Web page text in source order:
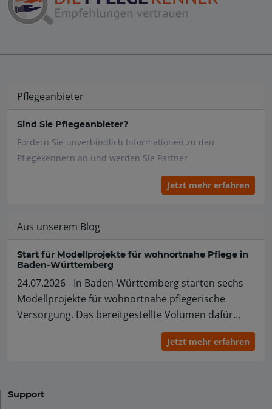
Pflegeanbieter
Sind Sie Pflegeanbieter?
Fordern Sie unverbindlich Informationen zu den
Pflegekennern an und werden Sie Partner
Jetzt mehr erfahren
Aus unserem Blog
Start für Modellprojekte für wohnortnahe Pflege in
Baden-Württemberg
24.07.2026 - In Baden-Württemberg starten sechs
Modellprojekte für wohnortnahe pflegerische
Versorgung. Das bereitgestellte Volumen dafür...
Jetzt mehr erfahren
Support